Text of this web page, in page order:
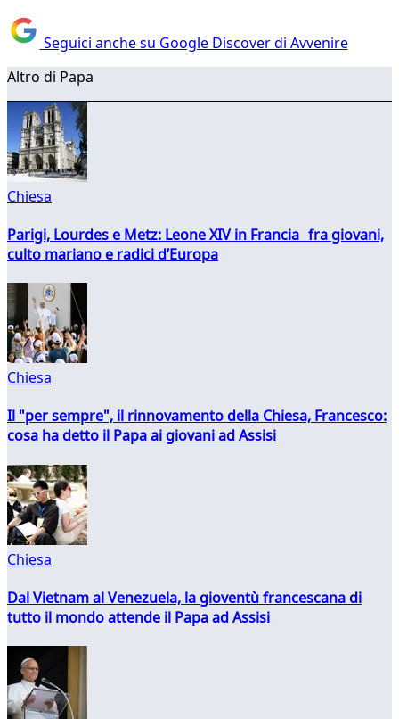
Seguici anche su Google Discover di Avvenire
Altro di Papa
Chiesa
Parigi, Lourdes e Metz: Leone XIV in Francia fra giovani,
culto mariano e radici d’Europa
Chiesa
Il "per sempre", il rinnovamento della Chiesa, Francesco:
cosa ha detto il Papa ai giovani ad Assisi
Chiesa
Dal Vietnam al Venezuela, la gioventù francescana di
tutto il mondo attende il Papa ad Assisi